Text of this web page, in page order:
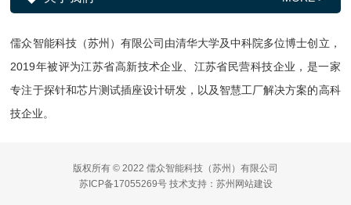
儒众智能科技（苏州）有限公司由清华大学及中科院多位博士创立，
2019年被评为江苏省高新技术企业、江苏省民营科技企业，是一家
专注于探针和芯片测试插座设计研发，以及智慧工厂解决方案的高科
技企业。
版权所有 © 2022 儒众智能科技（苏州）有限公司
苏ICP备17055269号技术支持： 苏州网站建设